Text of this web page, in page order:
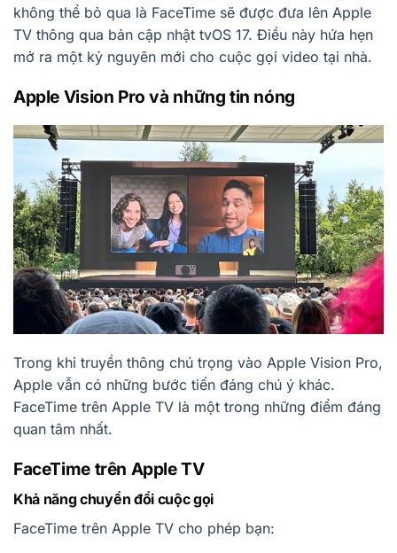
không thể bỏ qua là FaceTime sẽ được đưa lên Apple
TV thông qua bản cập nhật tvOS 17. Điều này hứa hẹn
mở ra một kỷ nguyên mới cho cuộc gọi video tại nhà.
Apple Vision Pro và những tin nóng
Trong khi truyền thông chú trọng vào Apple Vision Pro,
Apple vẫn có những bước tiến đáng chú ý khác.
FaceTime trên Apple TV là một trong những điểm đáng
quan tâm nhất.
FaceTime trên Apple TV
Khả năng chuyển đổi cuộc gọi
FaceTime trên Apple TV cho phép bạn: